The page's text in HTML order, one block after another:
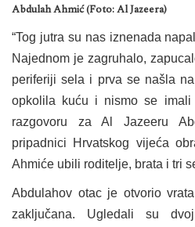
Abdulah Ahmić (Foto: Al Jazeera)
“Tog jutra su nas iznenada
Najednom je zagruhalo,
periferiji sela i prva se našla
opkolila kuću i nismo se imali
razgovoru za Al Jazeeru
pripadnici Hrvatskog vijeća
Ahmiće ubili roditelje, brata i tri
Abdulahov otac je otvorio
zaključana. Ugledali su